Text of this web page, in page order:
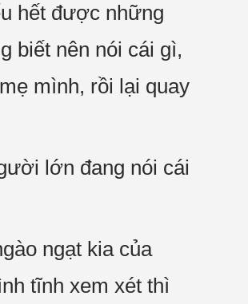
hết được những
biết nên nói cái gì,
mình, rồi lại quay
lớn đang nói cái
ngạt kia của
tĩnh xem xét thì